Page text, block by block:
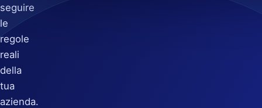
seguire
le
regole
reali
della
tua
azienda.